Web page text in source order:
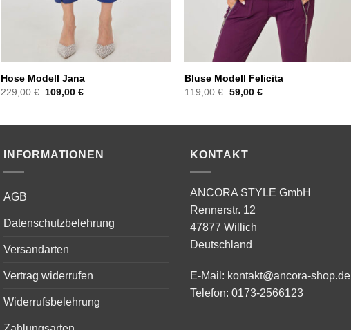
Hose Modell Jana
229,00€ Ursprünglicher
109,00€Aktueller
Bluse Modell Felicita
119,00€ Ursprünglicher
59,00 €Aktueller
INFORMATIONEN
AGB
Datenschutzbelehrung
Versandarten
Vertrag widerrufen
Widerrufsbelehrung
KONTAKT
ANCORA STYLE GmbH
Rennerstr. 12
47877 Willich
Deutschland
E-Mail: kontakt@ancora-shop.de
Telefon: 0173-2566123